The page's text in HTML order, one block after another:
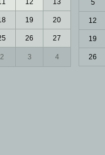
12 13
19 20
26 27
2 3 4
5
12
19
26